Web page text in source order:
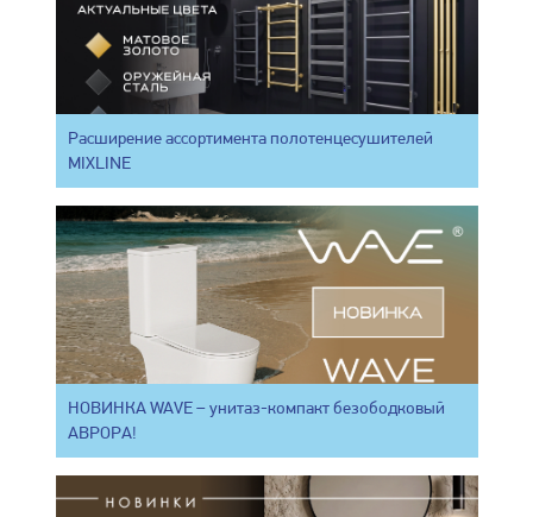
Расширение ассортимента полотенцесушителей
MIXLINE
НОВИНКА WAVE – унитаз-компакт безободковый
АВРОРА!